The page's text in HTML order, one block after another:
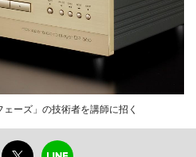
ーズ」の技術者を講師に招く